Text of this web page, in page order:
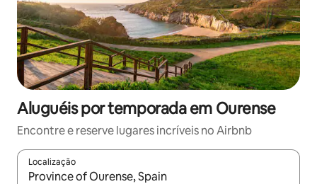
Aluguéis por temporada em Ourense
Encontre e reserve lugares incríveis no Airbnb
Localização
Quando os resultados estiverem disponíveis, explore-os